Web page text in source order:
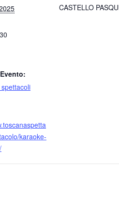
karaoke-
CASTELLO